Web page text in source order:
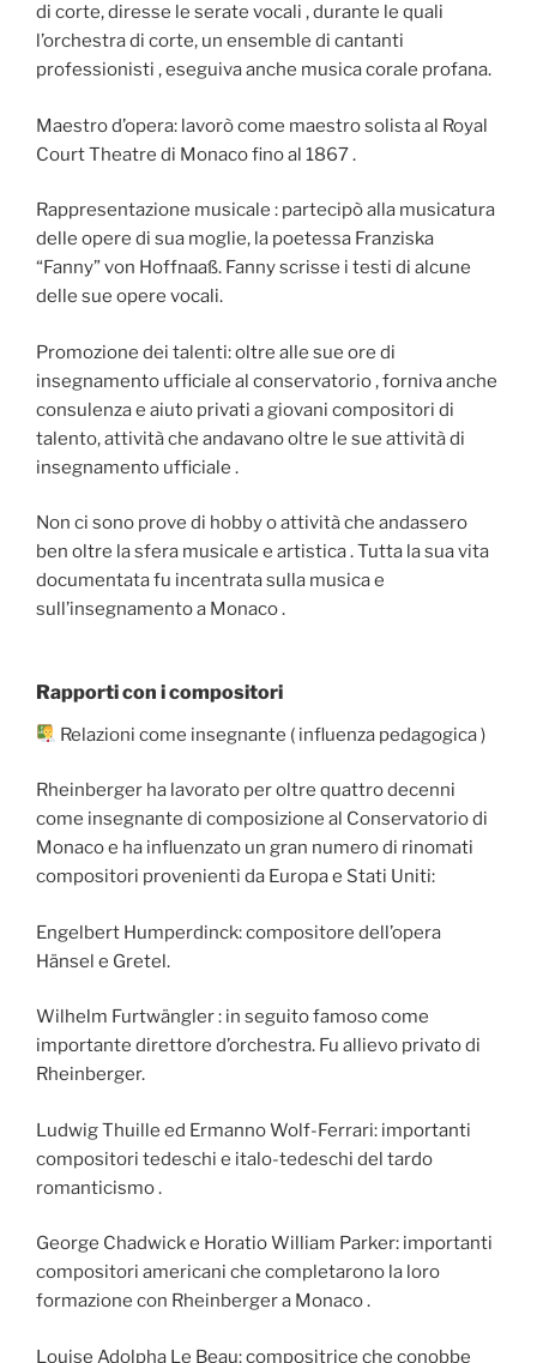
di corte, diresse le serate vocali , durante le quali
l’orchestra di corte, un ensemble di cantanti
professionisti , eseguiva anche musica corale profana.
Maestro d’opera: lavorò come maestro solista al Royal
Court Theatre di Monaco fino al 1867 .
Rappresentazione musicale : partecipò alla musicatura
delle opere di sua moglie, la poetessa Franziska
“Fanny” von Hoffnaaß. Fanny scrisse i testi di alcune
delle sue opere vocali.
Promozione dei talenti: oltre alle sue ore di
insegnamento ufficiale al conservatorio , forniva anche
consulenza e aiuto privati a giovani compositori di
talento, attività che andavano oltre le sue attività di
insegnamento ufficiale .
Non ci sono prove di hobby o attività che andassero
ben oltre la sfera musicale e artistica . Tutta la sua vita
documentata fu incentrata sulla musica e
sull’insegnamento a Monaco .
Rapporti con i compositori
Relazioni come insegnante ( influenza pedagogica )
Rheinberger ha lavorato per oltre quattro decenni
come insegnante di composizione al Conservatorio di
Monaco e ha influenzato un gran numero di rinomati
compositori provenienti da Europa e Stati Uniti:
Engelbert Humperdinck: compositore dell’opera
Hänsel e Gretel.
Wilhelm Furtwängler : in seguito famoso come
importante direttore d’orchestra. Fu allievo privato di
Rheinberger.
Ludwig Thuille ed Ermanno Wolf-Ferrari: importanti
compositori tedeschi e italo-tedeschi del tardo
romanticismo .
George Chadwick e Horatio William Parker: importanti
compositori americani che completarono la loro
formazione con Rheinberger a Monaco .
Louise Adolpha Le Beau: compositrice che conobbe